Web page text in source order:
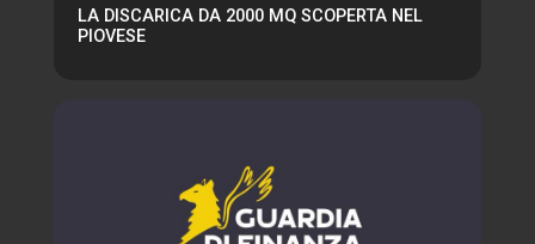
LA DISCARICA DA 2000 MQ SCOPERTA NEL
PIOVESE